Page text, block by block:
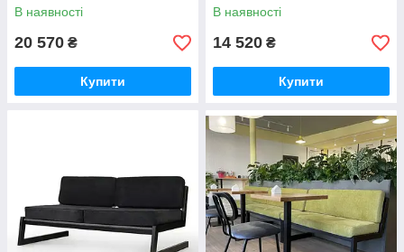
В наявності
20 570 ₴
Купити
В наявності
14 520 ₴
Купити